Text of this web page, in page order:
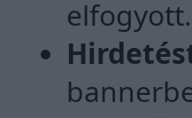
elfogyott.